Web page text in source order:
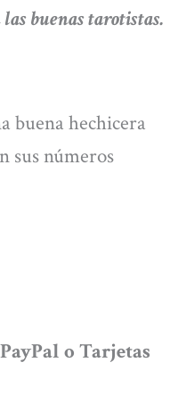
buenas tarotistas.
buena hechicera
sus números
o Tarjetas